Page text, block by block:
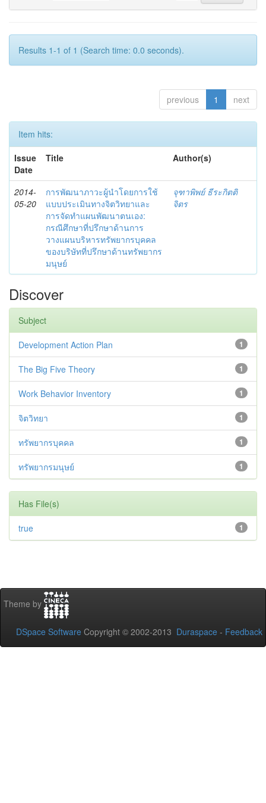
Results 1-1 of 1 (Search time: 0.0 seconds).
previous 1 next
Item hits:
Issue
Date
Title Author(s)
2014-
05-20
การพัฒนาภาวะผู้นำโดยการใช้
แบบประเมินทางจิตวิทยาและ
การจัดทำแผนพัฒนาตนเอง:
กรณีศึกษาที่ปรึกษาด้านการ
วางแผนบริหารทรัพยากรบุคคล
ของบริษัทที่ปรึกษาด้านทรัพยากร
มนุษย์
จุฑาพิพย์ ธีระกิตติ
จิตร
Discover
Subject
1
Development Action Plan
1
The Big Five Theory
1
Work Behavior Inventory
1
จิตวิทยา
1
ทรัพยากรบุคคล
1
ทรัพยากรมนุษย์
Has File(s)
1
true
Theme by
DSpace Software Copyright © 2002-2013 Duraspace - Feedback